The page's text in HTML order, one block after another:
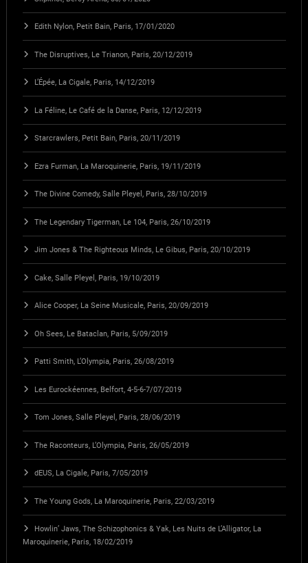
Edith Nylon, Petit Bain, Paris, 17/01/2020
The Disruptives, Le Trianon, Paris, 20/12/2019
L’Épée, La Cigale, Paris, 14/12/2019
La Féline, Le Café de la Danse, Paris, 12/12/2019
Starcrawlers, Petit Bain, Paris, 20/11/2019
Ezra Furman, La Maroquinerie, Paris, 19/11/2019
The Divine Comedy, Salle Pleyel, Paris, 28/10/2019
The Legendary Tigerman, Le 104, Paris, 26/10/2019
Jim Jones & The Righteous Minds, Le Gibus, Paris, 20/10/2019
Cake, Salle Pleyel, Paris, 19/10/2019
Alice Cooper, La Seine Musicale, Paris, 20/09/2019
Oh Sees, Le Bataclan, Paris, 5/09/2019
Patti Smith, L’Olympia, Paris, 26/08/2019
Les Eurockéennes, Belfort, 4-5-6-7/07/2019
Tom Jones, Salle Pleyel, Paris, 28/06/2019
The Raconteurs, L’Olympia, Paris, 26/05/2019
dEUS, La Cigale, Paris, 7/05/2019
The Young Gods, La Maroquinerie, Paris, 22/03/2019
Howlin’ Jaws, The Schizophonics & Yak, Les Nuits de L’Alligator, La
Maroquinerie, Paris, 18/02/2019